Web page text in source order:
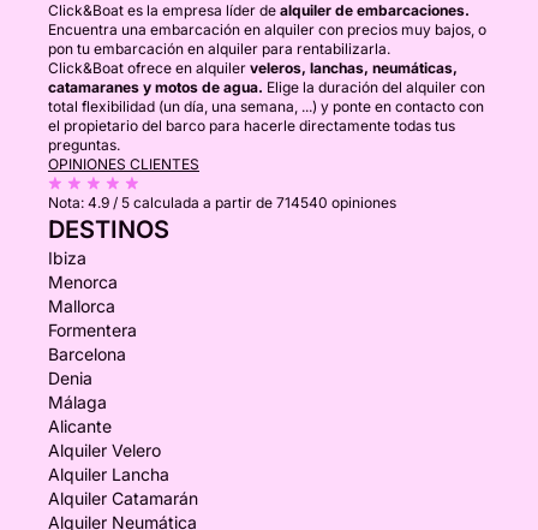
Click&Boat es la empresa líder de alquiler de embarcaciones.
Encuentra una embarcación en alquiler con precios muy bajos, o
pon tu embarcación en alquiler para rentabilizarla.
Click&Boat ofrece en alquiler veleros, lanchas, neumáticas,
catamaranes y motos de agua. Elige la duración del alquiler con
total flexibilidad (un día, una semana, ...) y ponte en contacto con
el propietario del barco para hacerle directamente todas tus
preguntas.
OPINIONES CLIENTES
Nota: 4.9 / 5 calculada a partir de 714540 opiniones
DESTINOS
Ibiza
Menorca
Mallorca
Formentera
Barcelona
Denia
Málaga
Alicante
Alquiler Velero
Alquiler Lancha
Alquiler Catamarán
Alquiler Neumática